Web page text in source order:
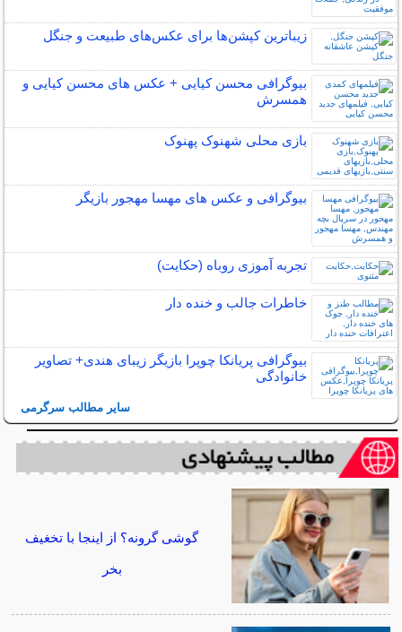
زیباترین کپشن‌ها برای عکس‌های طبیعت و جنگل
بیوگرافی محسن کیایی + عکس های محسن کیایی و
همسرش
بازی محلی شهنوک پهنوک
بیوگرافی و عکس های مهسا مهجور بازیگر
تجربه آموزی روباه (حکایت)
خاطرات جالب و خنده دار
بیوگرافی پریانکا چوپرا بازیگر زیبای هندی+ تصاویر
خانوادگی
سایر مطالب سرگرمی
گوشی گرونه؟ از اینجا با تخغیف
بخر